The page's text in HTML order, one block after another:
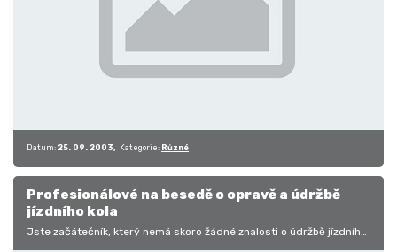
Datum: 25. 09. 2003 Kategorie: Různé
Profesionálové na besedě o opravě a údržbě
jízdního kola
Jste začátečník, který nemá skoro žádné znalosti o údržbě jízdního
kola ať silničního nebo horského? Nebo jste pokročilejší cyklista,